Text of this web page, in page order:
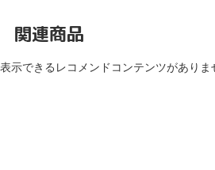
関連商品
表示できるレコメンドコンテンツがありま